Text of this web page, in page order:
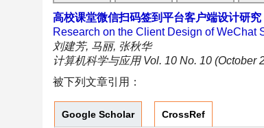
高校课堂微信扫码签到平台客户端设计研究
Research on the Client Design of
刘建芳, 马丽, 张秋华
计算机科学与应用 Vol. 10 No. 10 (October
被下列文章引用：
Google Scholar CrossRef